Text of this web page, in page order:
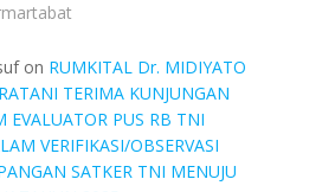
on RUMKITAL Dr. MIDIYATO
TERIMA KUNJUNGAN
EVALUATOR PUS RB TNI
VERIFIKASI/OBSERVASI
SATKER TNI MENUJU